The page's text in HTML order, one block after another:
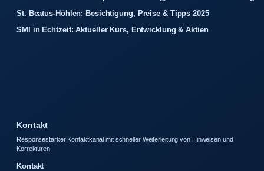
St. Beatus-Höhlen: Besichtigung, Preise & Tipps 2025
SMI in Echtzeit: Aktueller Kurs, Entwicklung & Aktien
Kontakt
Responsestarker Kontaktkanal mit schneller Weiterleitung von Hinweisen und
Korrekturen.
Kontakt